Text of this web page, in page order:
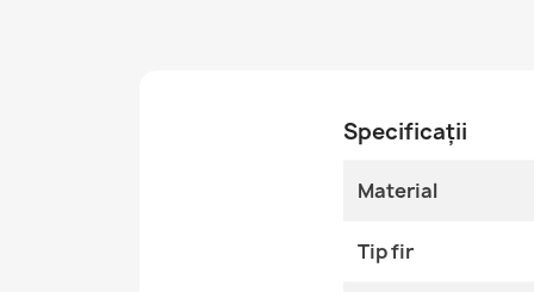
Specificații
Material
Tip fir